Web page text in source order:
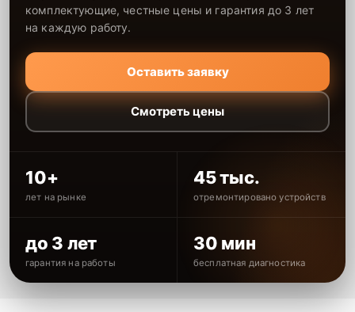
комплектующие, честные цены и гарантия до 3 лет
на каждую работу.
Оставить заявку
Смотреть цены
10+
лет на рынке
45 тыс.
отремонтировано устройств
до 3 лет
гарантия на работы
30 мин
бесплатная диагностика